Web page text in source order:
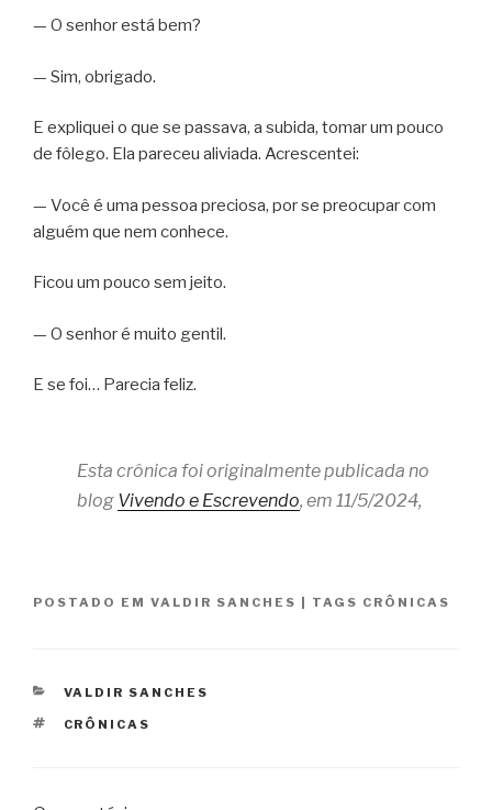
— O senhor está bem?
— Sim, obrigado.
E expliquei o que se passava, a subida, tomar um pouco
de fôlego. Ela pareceu aliviada. Acrescentei:
— Você é uma pessoa preciosa, por se preocupar com
alguém que nem conhece.
Ficou um pouco sem jeito.
— O senhor é muito gentil.
E se foi… Parecia feliz.
Esta crônica foi originalmente publicada no
blog Vivendo e Escrevendo, em 11/5/2024,
POSTADO EM VALDIR SANCHES TAGS CRÔNICAS
CATEGORIAS
VALDIR SANCHES
TAGS
CRÔNICAS